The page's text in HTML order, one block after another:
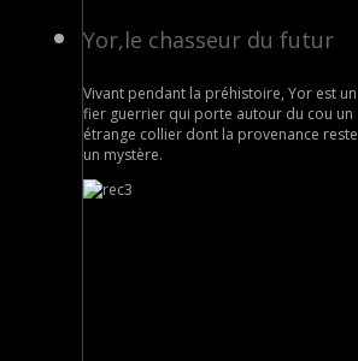
Yor,le chasseur du futur
Vivant pendant la préhistoire, Yor est un
fier guerrier qui porte autour du cou un
étrange collier dont la provenance reste
un mystère.